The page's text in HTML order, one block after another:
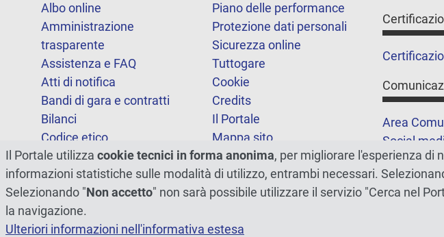
Albo online
Amministrazione
trasparente
Assistenza e FAQ
Atti di notifica
Bandi di gara e contratti
Bilanci
Codice etico
FOIA
Note legali
Piano delle performance
Protezione dati personali
Sicurezza online
Tuttogare
Cookie
Credits
Il Portale
Mappa sito
Statistiche
Dichiarazione di
accessibilità
Area
Social
Podcast
5xmille
Il Portale utilizza cookie tecnici in forma anonima, per migliorare l'esperienza di
informazioni statistiche sulle modalità di utilizzo, entrambi necessari.
Selezionando "Non accetto" non sarà possibile utilizzare il servizio "Cerca nel
la navigazione.
Ulteriori informazioni nell'informativa estesa